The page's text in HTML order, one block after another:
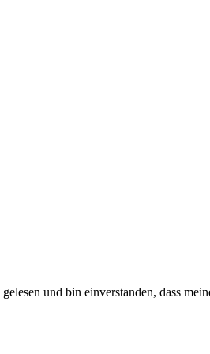
gelesen und bin einverstanden, dass